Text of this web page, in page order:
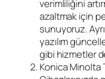
verimliliğini
azaltmak için
sunuyoruz.
yazılım
gibi hizmetler
Konica Minolta